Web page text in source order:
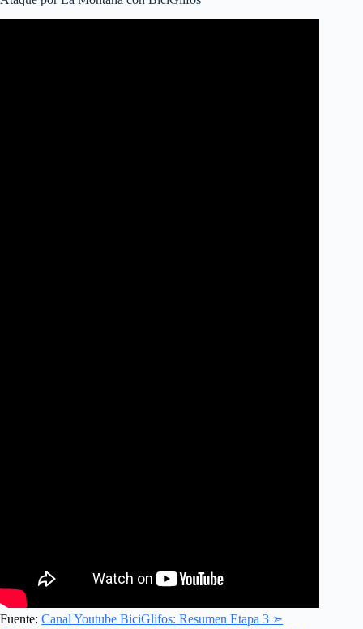
Fuente: Canal Youtube BiciGlifos: Resumen Etapa 3 ➣